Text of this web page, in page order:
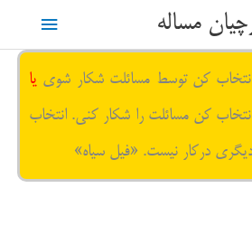
مساله
فهرست
کن توسط مسائلت شکار شوی یا
کن مسائلت را شکار کنی. انتخاب
درکار نیست. «فیل سیاه»